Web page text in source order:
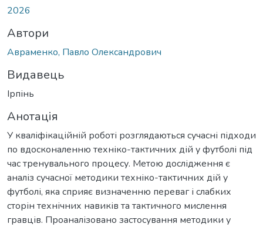
2026
Автори
Авраменко, Павло Олександрович
Видавець
Ірпінь
Анотація
У кваліфікаційній роботі розглядаються сучасні підходи
по вдосконаленню техніко-тактичних дій у футболі під
час тренувального процесу. Метою дослідження є
аналіз сучасної методики техніко-тактичних дій у
футболі, яка сприяє визначенню переваг і слабких
сторін технічних навиків та тактичного мислення
гравців. Проаналізовано застосування методики у